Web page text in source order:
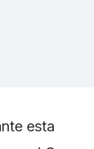
esta